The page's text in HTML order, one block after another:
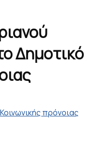
Δημοτικό
Κοινωνικής πρόνοιας